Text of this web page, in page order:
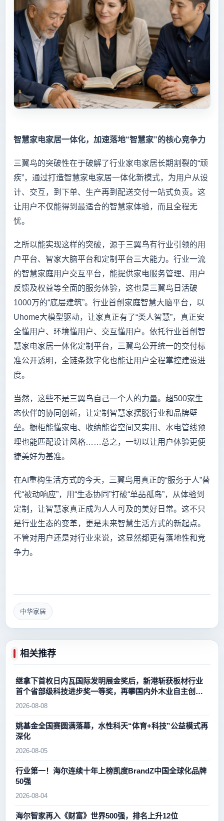
智慧家电家居一体化，加速落地“智慧家”的核心竞争力
三翼鸟的突破性在于破解了行业家电家居长期割裂的“顽
疾”，通过打造智慧家电家居一体化新模式，为用户从设
计、交互，到下单、生产再到配送交付一站式负责。这
让用户不仅能得到最适合的智慧家体验，而且全程无
忧。
之所以能实现这样的突破，源于三翼鸟有行业引领的用
户平台、智家大脑平台和定制平台三大能力。行业一流
的智慧家庭用户交互平台，能提供家电服务管理、用户
反馈及权益等全面的服务体验，这也是三翼鸟日活破
1000万的“底层建筑”。行业首创家庭智慧大脑平台，以
Uhome大模型驱动，让家真正有了“类人智慧”，真正安
全懂用户、环境懂用户、交互懂用户。依托行业首创智
慧家电家居一体化定制平台，三翼鸟公开统一的交付标
准公开透明，全链条数字化也能让用户全程掌控建设进
度。
当然，这些不是三翼鸟自己一个人的力量。超500家生
态伙伴的协同创新，让定制智慧家摆脱行业和品牌壁
垒。橱柜能懂家电、收纳能省空间又实用、水电管线预
埋也能匹配设计风格……总之，一切以让用户体验更便
捷美好为基准。
在AI重构生活方式的今天，三翼鸟用真正的“服务于人”替
代“被动响应”，用“生态协同”打破“单品孤岛”，从体验到
定制，让智慧家真正成为人人可及的美好日常。这不只
是行业生态的变革，更是未来智慧生活方式的新起点。
不管对用户还是对行业来说，这显然都更有落地性和竞
争力。
中华家居
相关推荐
继拿下首枚日内瓦国际发明展金奖后，新港斩获板材行业
首个省部级科技进步奖一等奖，再攀国内外木业自主创新
新高峰
2026-08-08
姚基金全国赛圆满落幕，水性科天“体育+科技”公益模式再
深化
2026-08-05
行业第一！海尔连续十年上榜凯度BrandZ中国全球化品牌
50强
2026-08-04
海尔智家再入《财富》世界500强，排名上升12位